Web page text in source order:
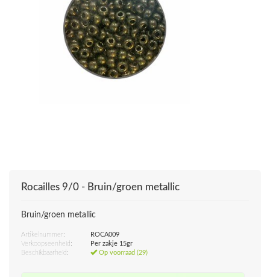
Rocailles 9/0 - Bruin/groen metallic
Bruin/groen metallic
Artikelnummer:
ROCA009
Verkoopseenheid:
Per zakje 15gr
Beschikbaarheid:
Op voorraad (29)